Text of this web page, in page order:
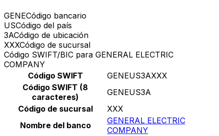
GENECódigo bancario
USCódigo del país
3ACódigo de ubicación
XXXCódigo de sucursal
Código SWIFT/BIC para GENERAL ELECTRIC
COMPANY
Código SWIFT
GENEUS3AXXX
Código SWIFT (8
caracteres)
GENEUS3A
Código de sucursal
XXX
Nombre del banco
GENERAL ELECTRIC
COMPANY